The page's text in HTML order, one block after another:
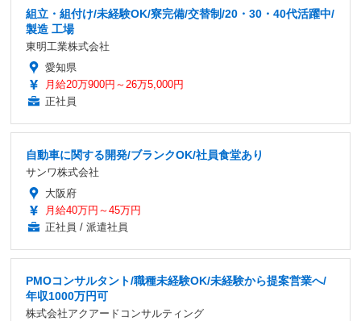
組立・組付け/未経験OK/寮完備/交替制/20・30・40代活躍中/
製造 工場
東明工業株式会社
愛知県
月給20万900円～26万5,000円
正社員
自動車に関する開発/ブランクOK/社員食堂あり
サンワ株式会社
大阪府
月給40万円～45万円
正社員 / 派遣社員
PMOコンサルタント/職種未経験OK/未経験から提案営業へ/
年収1000万円可
株式会社アクアードコンサルティング